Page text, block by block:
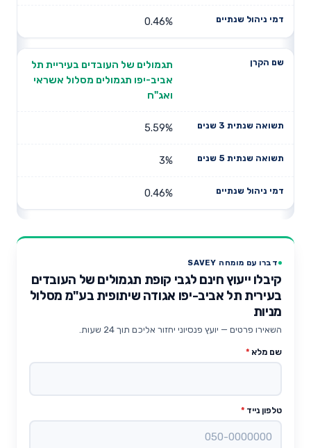
0.46%
תגמולים של העובדים בעיריית תל
אביב-יפו תגמולים מסלול אשראי
ואג"ח
5.59%
3%
0.46%
דברו עם מומחה SAVEY
קיבלו ייעוץ חינם לגבי קופת תגמולים של העובדים
בעירית תל אביב-יפו אגודה שיתופית בע"מ מסלול
מניות
השאירו פרטים — יועץ פנסיוני יחזור אליכם תוך 24 שעות.
שם מלא *
טלפון נייד *